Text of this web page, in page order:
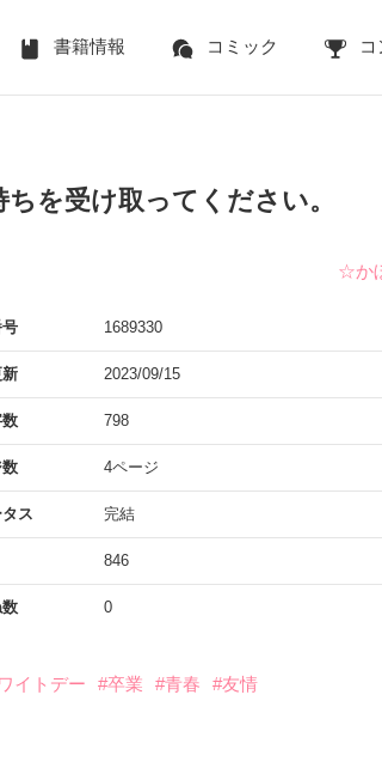
書籍情報 コミック コ
ちを受け取ってください。
☆か
1689330
2023/09/15
798
4ページ
ス 完結
846
0
イトデー #卒業 #青春 #友情